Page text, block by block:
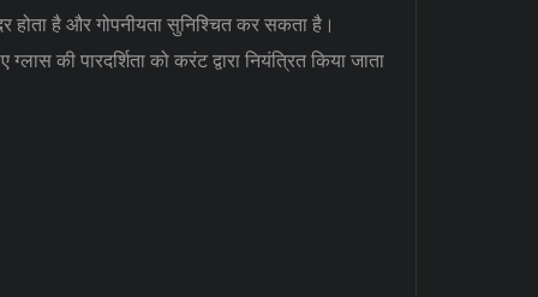
होता है और गोपनीयता सुनिश्चित कर सकता है।
की पारदर्शिता को करंट द्वारा नियंत्रित किया जाता